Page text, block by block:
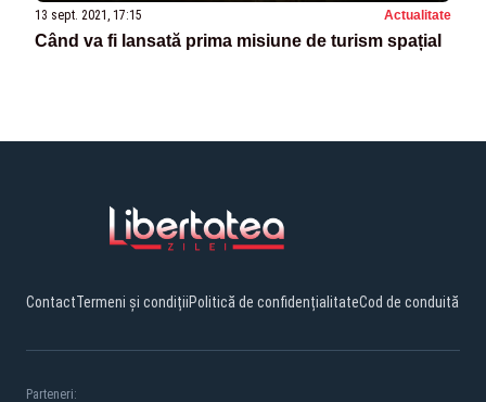
13 sept. 2021, 17:15 Actualitate
Când va fi lansată prima misiune de turism spațial
ContactTermeni și condițiiPolitică de confidențialitateCod de conduită
Parteneri: